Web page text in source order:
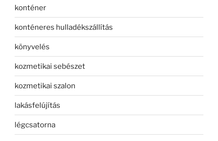
konténer
konténeres hulladékszállítás
könyvelés
kozmetikai sebészet
kozmetikai szalon
lakásfelújítás
légcsatorna